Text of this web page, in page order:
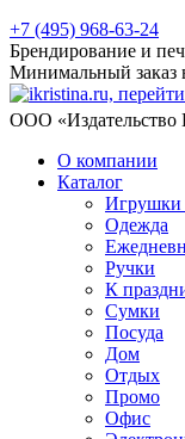
+7 (495) 968-63-24
Брендирование и
Минимальный заказ
ООО «Издательство
О компании
Каталог
Игрушки
Одежда
Ручки
К
Сумки
Посуда
Дом
Отдых
Промо
Офис